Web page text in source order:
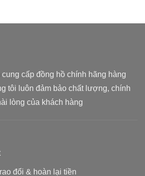
cung cấp đồng hồ chính hãng hàng
tôi luôn đảm bảo chất lượng, chính
lòng của khách hàng
đổi & hoàn lại tiền